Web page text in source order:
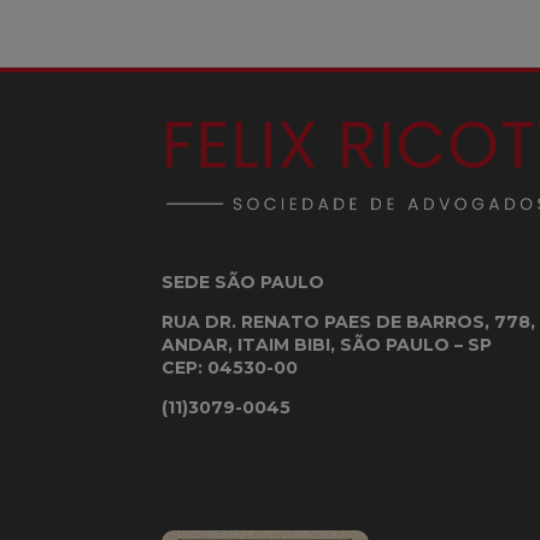
SEDE SÃO PAULO
RUA DR. RENATO PAES DE BARROS, 778,
ANDAR, ITAIM BIBI, SÃO PAULO – SP
CEP: 04530-00
(11)3079-0045